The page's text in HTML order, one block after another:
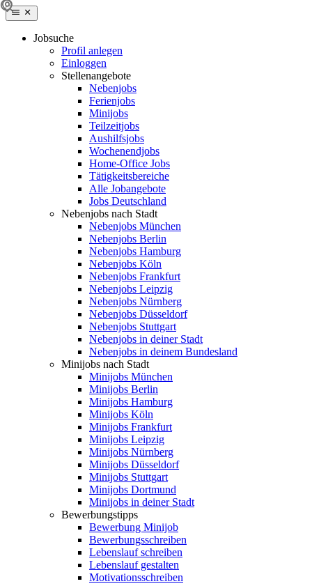
Jobsuche
Profil anlegen
Einloggen
Stellenangebote
Nebenjobs
Ferienjobs
Minijobs
Teilzeitjobs
Aushilfsjobs
Wochenendjobs
Home-Office Jobs
Tätigkeitsbereiche
Alle Jobangebote
Jobs Deutschland
Nebenjobs nach Stadt
Nebenjobs München
Nebenjobs Berlin
Nebenjobs Hamburg
Nebenjobs Köln
Nebenjobs Frankfurt
Nebenjobs Leipzig
Nebenjobs Nürnberg
Nebenjobs Düsseldorf
Nebenjobs Stuttgart
Nebenjobs in deiner Stadt
Nebenjobs in deinem Bundesland
Minijobs nach Stadt
Minijobs München
Minijobs Berlin
Minijobs Hamburg
Minijobs Köln
Minijobs Frankfurt
Minijobs Leipzig
Minijobs Nürnberg
Minijobs Düsseldorf
Minijobs Stuttgart
Minijobs Dortmund
Minijobs in deiner Stadt
Bewerbungstipps
Bewerbung Minijob
Bewerbungsschreiben
Lebenslauf schreiben
Lebenslauf gestalten
Motivationsschreiben